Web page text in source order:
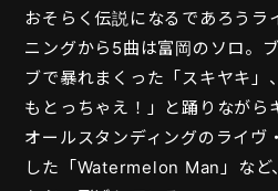
おそらく伝説になるであろうラ
ニングから5曲は富岡のソロ。
ブで暴れまくった「スキヤキ」
もとっちゃえ！」と踊りながら
オールスタンディングのライヴ
した「Watermelon Man」など